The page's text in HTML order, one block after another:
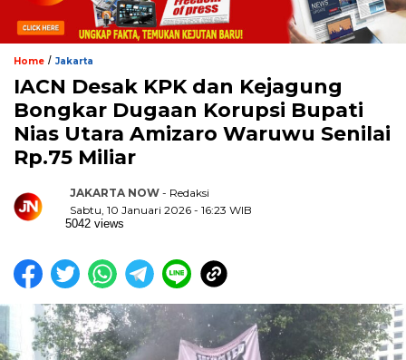
Home / Jakarta
IACN Desak KPK dan Kejagung
Bongkar Dugaan Korupsi Bupati
Nias Utara Amizaro Waruwu Senilai
Rp.75 Miliar
JAKARTA NOW - Redaksi
Sabtu, 10 Januari 2026 - 16:23 WIB
5042 views